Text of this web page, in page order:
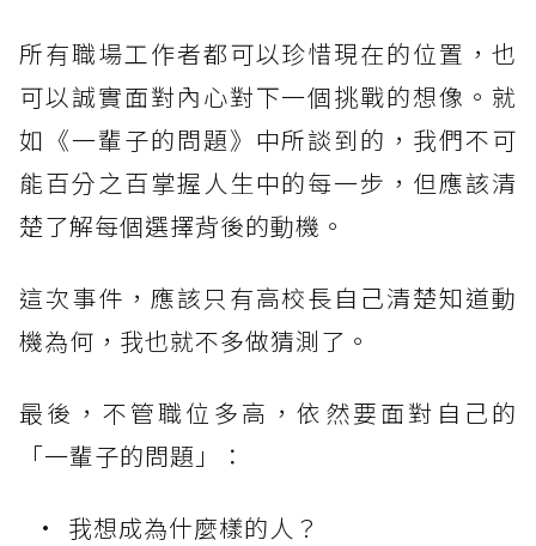
所有職場工作者都可以珍惜現在的位置，也
可以誠實面對內心對下一個挑戰的想像。就
如《一輩子的問題》中所談到的，我們不可
能百分之百掌握人生中的每一步，但應該清
楚了解每個選擇背後的動機。
這次事件，應該只有高校長自己清楚知道動
機為何，我也就不多做猜測了。
最後，不管職位多高，依然要面對自己的
「一輩子的問題」：
我想成為什麼樣的人？